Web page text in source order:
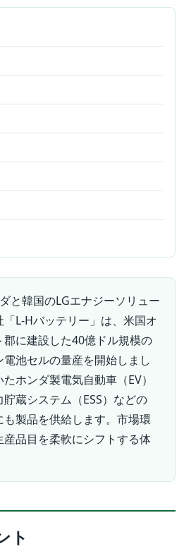
と韓国のLGエナジーソリュー
L-Hバッテリー」は、米国オ
に建設した40億ドル規模の
池セルの量産を開始しまし
ホンダ製電気自動車（EV）
蔵システム（ESS）などの
も製品を供給します。市場環
品目を柔軟にシフトする体
ト